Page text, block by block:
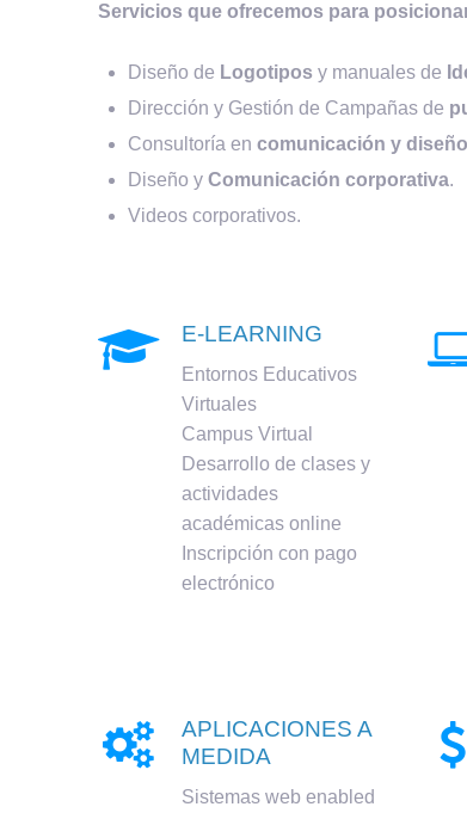
Servicios que ofrecemos para
Diseño de Logotipos y manuales de
Dirección y Gestión de Campañas de
Consultoría en comunicación y diseño
Diseño y Comunicación corporativa.
Videos corporativos.
 E-LEARNING
Entornos Educativos
Virtuales
Campus Virtual
Desarrollo de clases y
actividades
académicas online
Inscripción con pago
electrónico

APLICACIONES A
MEDIDA
Sistemas web enabled
